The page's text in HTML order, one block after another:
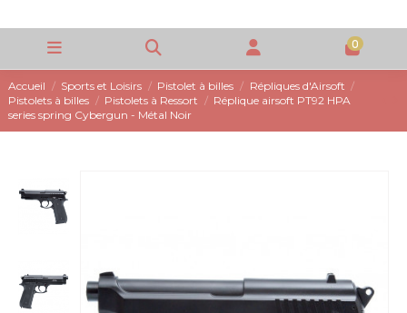
0
Accueil Sports et Loisirs Pistolet à billes
Répliques d'Airsoft
Pistolets à billes
Pistolets à Ressort
Réplique airsoft PT92 HPA
series spring Cybergun - Métal Noir